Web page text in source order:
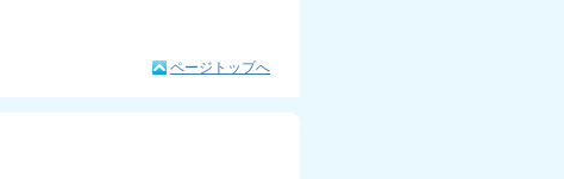
ページトップへ